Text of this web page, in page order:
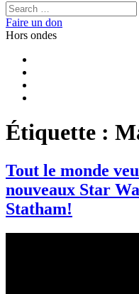
Rechercher :
Faire un don
Hors ondes
Étiquette :
Tout le monde
nouveaux Star
Statham!